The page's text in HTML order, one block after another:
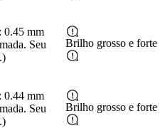
0.45 mm
Seu
Brilho grosso e forte
0.44 mm
Seu
Brilho grosso e forte